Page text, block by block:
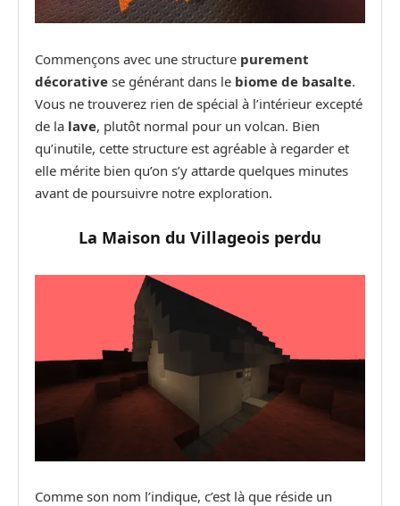
Commençons avec une structure purement
décorative se générant dans le biome de basalte.
Vous ne trouverez rien de spécial à l’intérieur excepté
de la lave, plutôt normal pour un volcan. Bien
qu’inutile, cette structure est agréable à regarder et
elle mérite bien qu’on s’y attarde quelques minutes
avant de poursuivre notre exploration.
La Maison du Villageois perdu
Comme son nom l’indique, c’est là que réside un